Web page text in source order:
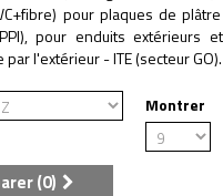
pour plaques de
pour enduits extérieurs
l'extérieur - ITE (secteur GO).
Montrer
(0)